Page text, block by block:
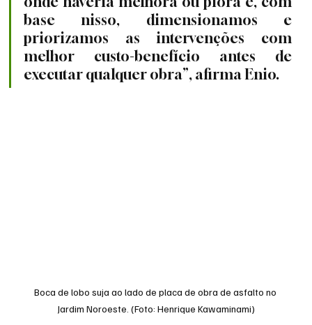
base nisso, dimensionamos e
priorizamos as intervenções com
melhor custo-benefício antes de
executar qualquer obra”, afirma Enio.
Boca de lobo suja ao lado de placa de obra de asfalto no
Jardim Noroeste. (Foto: Henrique Kawaminami)